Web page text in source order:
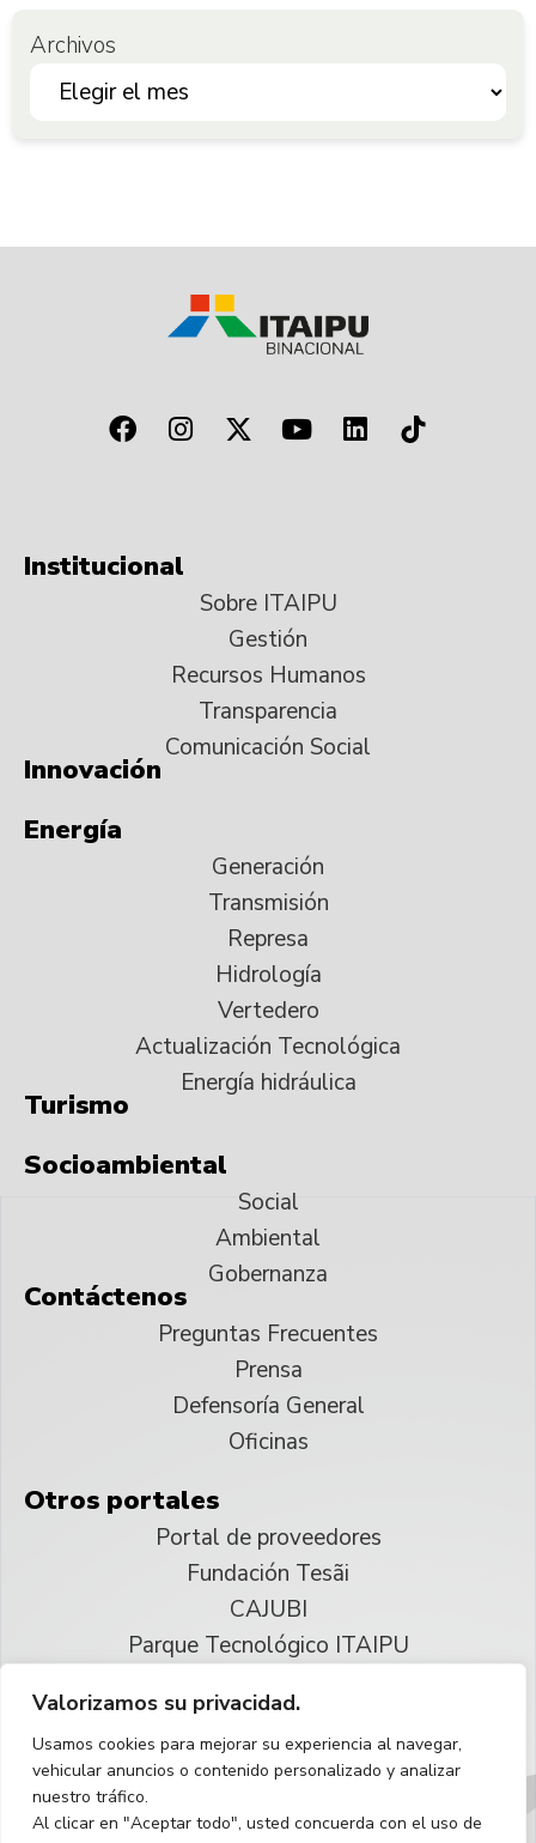
Valorizamos su privacidad.
Usamos cookies para mejorar su experiencia al navegar,
vehicular anuncios o contenido personalizado y analizar
nuestro tráfico.
Al clicar en "Aceptar todo", usted concuerda con el uso de
Archivos
Institucional
Sobre ITAIPU
Gestión
Recursos Humanos
Transparencia
Comunicación Social
Innovación
Energía
Generación
Transmisión
Represa
Hidrología
Vertedero
Actualización Tecnológica
Energía hidráulica
Turismo
Socioambiental
Social
Ambiental
Gobernanza
Contáctenos
Preguntas Frecuentes
Prensa
Defensoría General
Oficinas
Otros portales
Portal de proveedores
Fundación Tesãi
CAJUBI
Parque Tecnológico ITAIPU
Reservados todos los derechos
Español